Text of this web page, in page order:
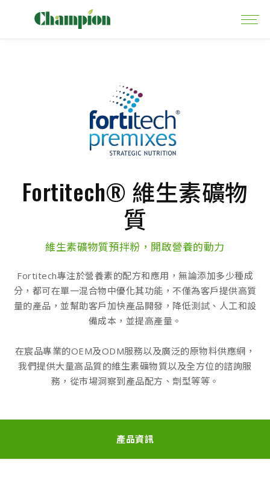
Fortitech® 維生素礦物
質
維生素礦物質預拌粉，開啟營養的動力
Fortitech專注於營養素的配方和應用，無論添加多少種成
分，都可在單一混合物中優化其功能，不僅為客戶提供高質
量的產品，並幫助客戶加快產品開發，降低測試、人工和設
備成本，並提高產量。
在宸品專業的OEM及ODM服務以及廣泛的原物料供應網，
我們提供大量高品質的維生素礦物質以及全方位的諮詢服
務，從市場洞察到產品配方、劑型等等。
產品資訊